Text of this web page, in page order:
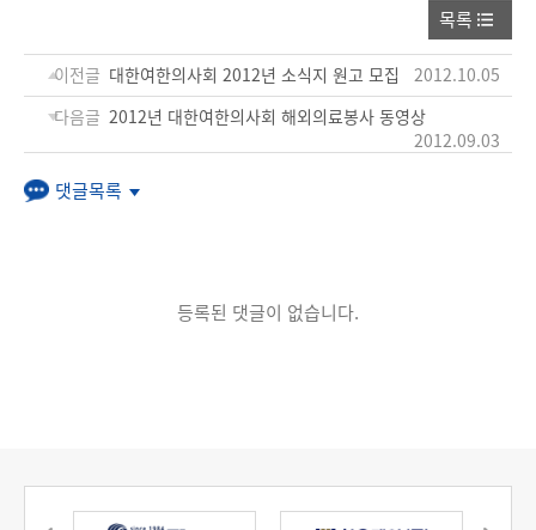
목록
이전글 대한여한의사회 2012년 소식지 원고 모집
2012.10.05
다음글 2012년 대한여한의사회 해외의료봉사 동영상
2012.09.03
댓글목록
등록된 댓글이 없습니다.